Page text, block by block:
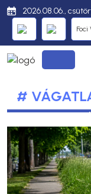
2026.08.06.,
Foci
#